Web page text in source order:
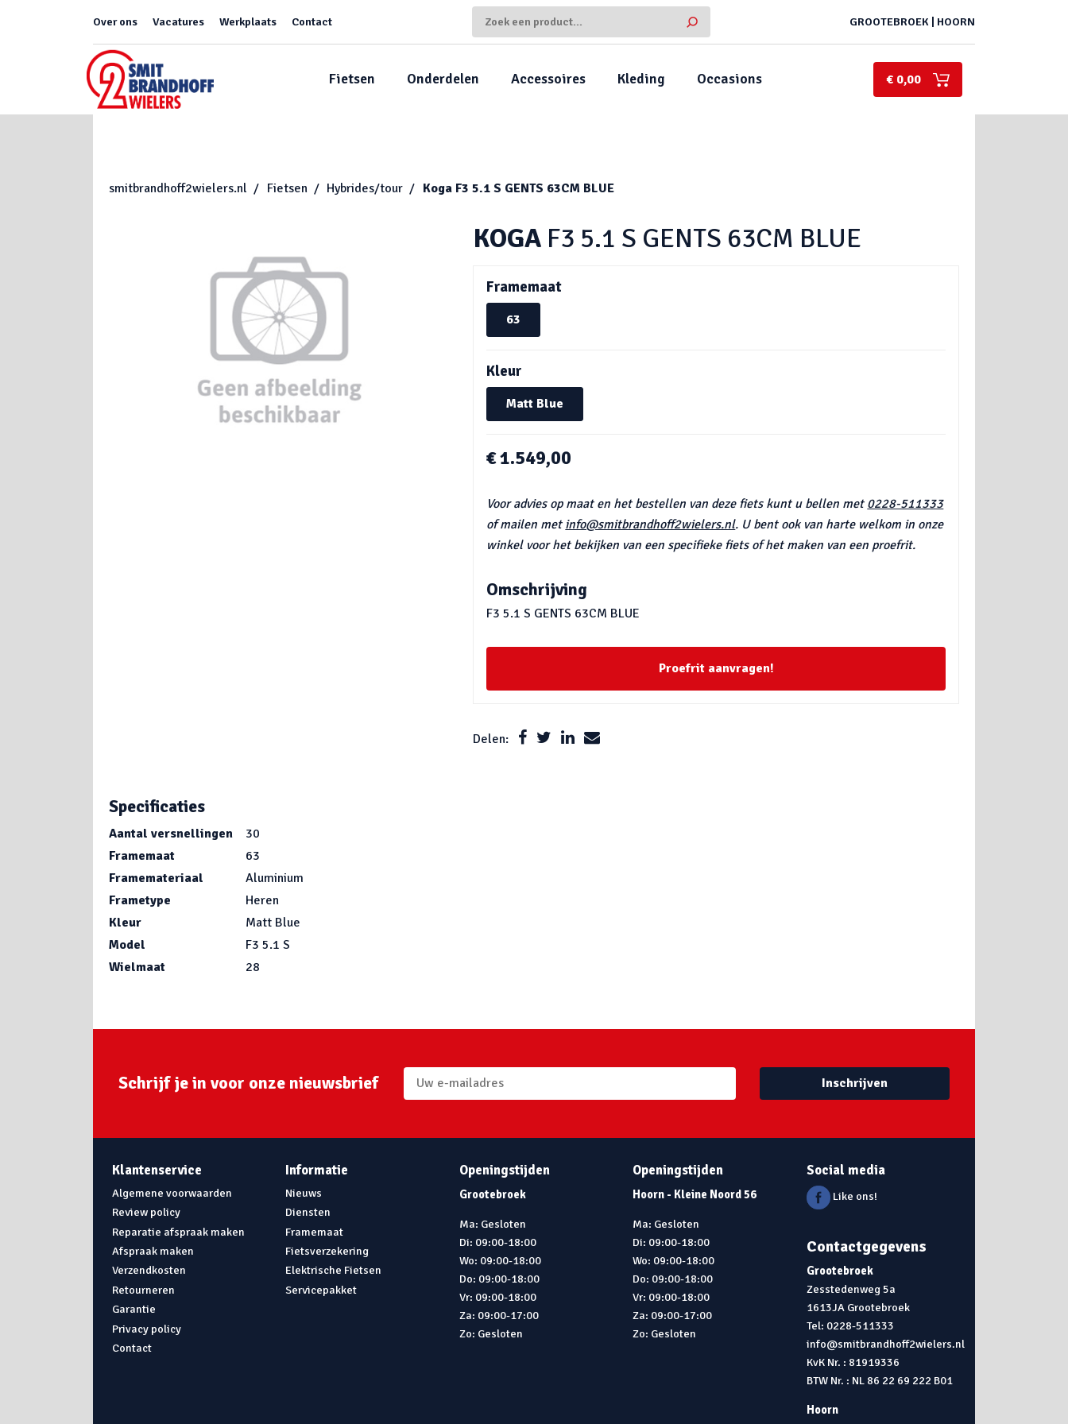
Over ons Vacatures Werkplaats Contact GROOTEBROEK | HOORN
Fietsen Onderdelen Accessoires Kleding Occasions € 0,00
smitbrandhoff2wielers.nl Fietsen Hybrides/tour KogaF3 5.1 S GENTS 63CM BLUE
KOGA F3 5.1 S GENTS 63CM BLUE
Framemaat
63
Kleur
Matt Blue
€ 1.549,00
Voor advies op maat en het bestellen van deze fiets kunt u bellen met 0228-511333
of mailen met info@smitbrandhoff2wielers.nl. U bent ook van harte welkom in onze
winkel voor het bekijken van een specifieke fiets of het maken van een proefrit.
Omschrijving
F3 5.1 S GENTS 63CM BLUE
Proefrit aanvragen!
Delen:
Specificaties
Aantal versnellingen
30
Framemaat
63
Framemateriaal
Aluminium
Frametype
Heren
Kleur
Matt Blue
Model
F3 5.1 S
Wielmaat
28
Schrijf je in voor onze nieuwsbrief Inschrijven
Klantenservice
Algemene voorwaarden
Review policy
Reparatie afspraak maken
Afspraak maken
Verzendkosten
Retourneren
Garantie
Privacy policy
Contact
Informatie
Nieuws
Diensten
Framemaat
Fietsverzekering
Elektrische Fietsen
Servicepakket
Openingstijden
Grootebroek
Ma: Gesloten
Di: 09:00-18:00
Wo: 09:00-18:00
Do: 09:00-18:00
Vr: 09:00-18:00
Za: 09:00-17:00
Zo: Gesloten
Openingstijden
Hoorn - Kleine Noord 56
Ma: Gesloten
Di: 09:00-18:00
Wo: 09:00-18:00
Do: 09:00-18:00
Vr: 09:00-18:00
Za: 09:00-17:00
Zo: Gesloten
Social media
Like ons!
Contactgegevens
Grootebroek
Zesstedenweg 5a
1613JA Grootebroek
Tel: 0228-511333
info@smitbrandhoff2wielers.nl
KvK Nr. : 81919336
BTW Nr. : NL 86 22 69 222 B01
Hoorn